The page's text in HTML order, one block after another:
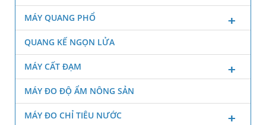
MÁY QUANG PHỔ
QUANG KẾ NGỌN LỬA
MÁY CẤT ĐẠM
MÁY ĐO ĐỘ ẨM NÔNG SẢN
MÁY ĐO CHỈ TIÊU NƯỚC